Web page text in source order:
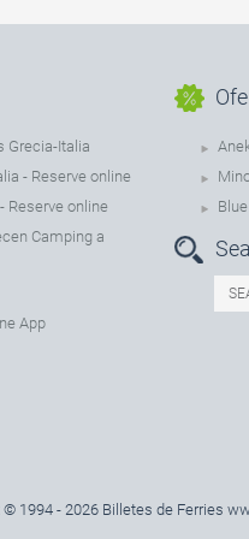
Grecia-Italia
- Reserve online
Reserve online
Camping a
App
© 1994 - 2026 Billetes de Ferries